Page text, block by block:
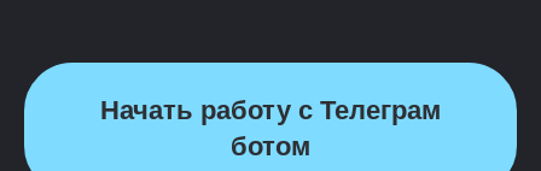
Начать работу с Телеграм
ботом